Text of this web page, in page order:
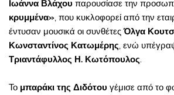
Ιωάννα Βλάχου παρουσίασε την
κρυμμένα», που κυκλοφορεί από την
έντυσαν μουσικά οι συνθέτεςΌλγα
Κωνσταντίνος Κατωμέρης, ενώ
Τριαντάφυλλος Η. Κωτόπουλος.
Το μπαράκι της Διδότου γέμισε από το